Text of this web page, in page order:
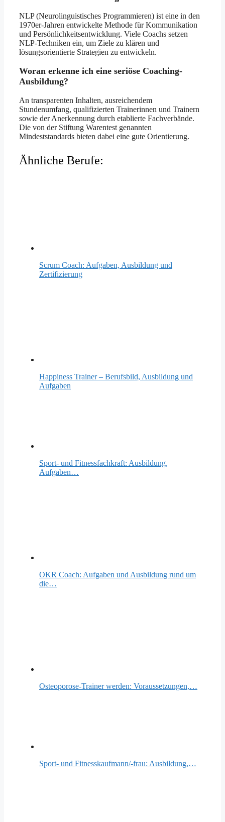
NLP (Neurolinguistisches Programmieren) ist eine in den
1970er-Jahren entwickelte Methode für Kommunikation
und Persönlichkeitsentwicklung. Viele Coachs setzen
NLP-Techniken ein, um Ziele zu klären und
lösungsorientierte Strategien zu entwickeln.
Woran erkenne ich eine seriöse Coaching-
Ausbildung?
An transparenten Inhalten, ausreichendem
Stundenumfang, qualifizierten Trainerinnen und Trainern
sowie der Anerkennung durch etablierte Fachverbände.
Die von der Stiftung Warentest genannten
Mindeststandards bieten dabei eine gute Orientierung.
Ähnliche Berufe:
Scrum Coach: Aufgaben, Ausbildung und
Zertifizierung
Happiness Trainer – Berufsbild, Ausbildung und
Aufgaben
Sport- und Fitnessfachkraft: Ausbildung,
Aufgaben…
OKR Coach: Aufgaben und Ausbildung rund um
die…
Osteoporose-Trainer werden: Voraussetzungen,…
Sport- und Fitnesskaufmann/-frau: Ausbildung,…